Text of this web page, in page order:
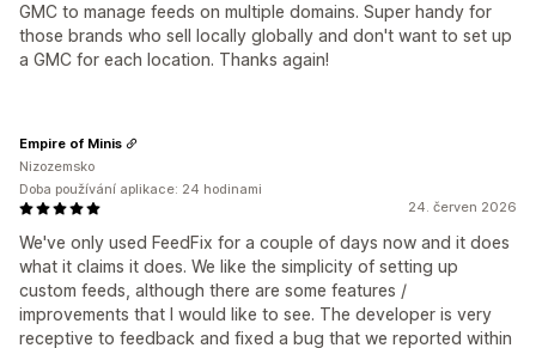
GMC to manage feeds on multiple domains. Super handy for
those brands who sell locally globally and don't want to set up
a GMC for each location. Thanks again!
24. červen 2026
We've only used FeedFix for a couple of days now and it does
what it claims it does. We like the simplicity of setting up
custom feeds, although there are some features /
improvements that I would like to see. The developer is very
receptive to feedback and fixed a bug that we reported within
Empire of Minis
Nizozemsko
Doba používání aplikace: 24 hodinami